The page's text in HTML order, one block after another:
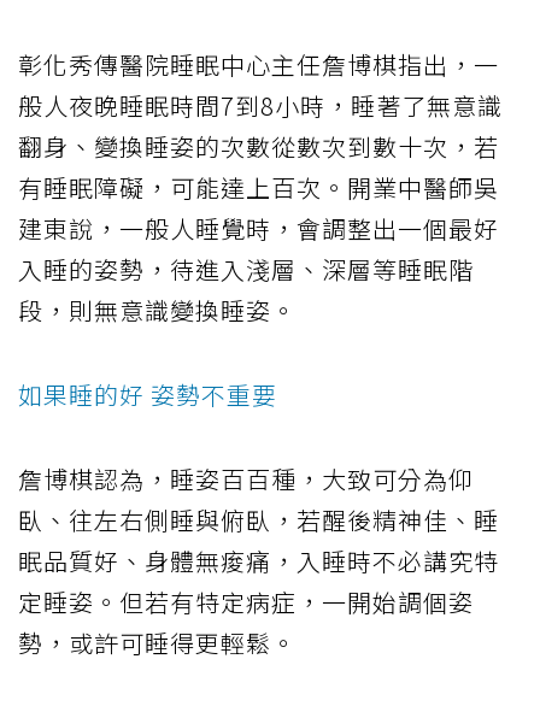
彰化秀傳醫院睡眠中心主任詹博棋指出，一
般人夜晚睡眠時間7到8小時，睡著了無意識
翻身、變換睡姿的次數從數次到數十次，若
有睡眠障礙，可能達上百次。開業中醫師吳
建東說，一般人睡覺時，會調整出一個最好
入睡的姿勢，待進入淺層、深層等睡眠階
段，則無意識變換睡姿。
如果睡的好 姿勢不重要
詹博棋認為，睡姿百百種，大致可分為仰
臥、往左右側睡與俯臥，若醒後精神佳、睡
眠品質好、身體無痠痛，入睡時不必講究特
定睡姿。但若有特定病症，一開始調個姿
勢，或許可睡得更輕鬆。